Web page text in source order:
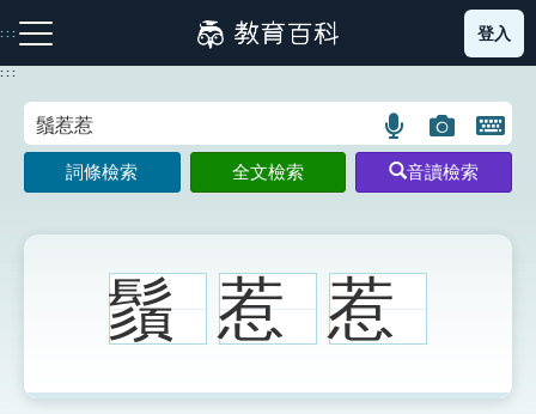
到
主
:::
注音索引圖示 筆畫索引圖示 部首索引表圖示
登入
:::
語
言
搜
示
圖
片
搜
開
鍵
圖
詞條檢索 全文檢索 音讀檢索
鬚 惹 惹